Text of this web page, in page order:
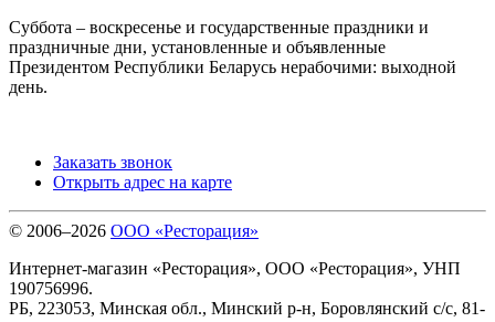
Суббота – воскресенье и государственные праздники и
праздничные дни, установленные и объявленные
Президентом Республики Беларусь нерабочими: выходной
день.
Заказать звонок
Открыть адрес на карте
© 2006–2026 ООО «Ресторация»
Интернет-магазин «Ресторация», ООО «Ресторация», УНП
190756996.
РБ, 223053, Минская обл., Минский р-н, Боровлянский с/с, 81-